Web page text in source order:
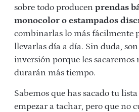
sobre todo producen prendas
monocolor o estampados
combinarlas lo más fácilmente
llevarlas día a día. Sin duda,
inversión porque les
durarán más tiempo.
Sabemos que has sacado tu
empezar a tachar, pero que no